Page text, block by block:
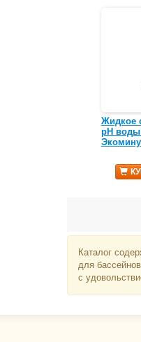
Жидкое
pH воды
Каталог
для
с